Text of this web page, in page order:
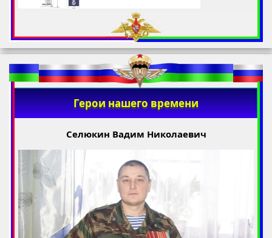
Герои нашего времени
Селюкин Вадим Николаевич